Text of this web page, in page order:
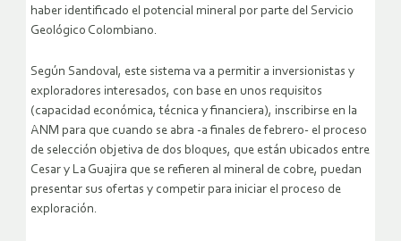
haber identificado el potencial mineral por parte del Servicio
Geológico Colombiano.
Según Sandoval, este sistema va a permitir a inversionistas y
exploradores interesados, con base en unos requisitos
(capacidad económica, técnica y financiera), inscribirse en la
ANM para que cuando se abra -a finales de febrero- el proceso
de selección objetiva de dos bloques, que están ubicados entre
Cesar y La Guajira que se refieren al mineral de cobre, puedan
presentar sus ofertas y competir para iniciar el proceso de
exploración.